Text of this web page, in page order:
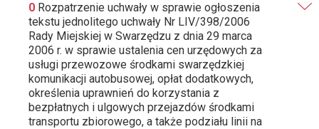
0 Rozpatrzenie uchwały w sprawie ogłoszenia
tekstu jednolitego uchwały Nr LIV/398/2006
Rady Miejskiej w Swarzędzu z dnia 29 marca
2006 r. w sprawie ustalenia cen urzędowych za
usługi przewozowe środkami swarzędzkiej
komunikacji autobusowej, opłat dodatkowych,
określenia uprawnień do korzystania z
bezpłatnych i ulgowych przejazdów środkami
transportu zbiorowego, a także podziału linii na